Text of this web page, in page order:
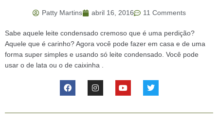
Patty Martins abril 16, 2016 11 Comments
Sabe aquele leite condensado cremoso que é uma perdição?
Aquele que é carinho? Agora você pode fazer em casa e de uma
forma super simples e usando só leite condensado. Você pode
usar o de lata ou o de caixinha .